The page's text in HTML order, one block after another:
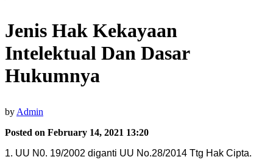
Jenis Hak Kekayaan
Intelektual Dan Dasar
Hukumnya
by Admin
Posted on February 14, 2021 13:20
1. UU N0. 19/2002 diganti UU No.28/2014 Ttg Hak Cipta.